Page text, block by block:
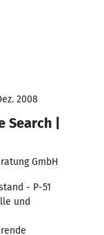
2008
|
GmbH
- P-51
und